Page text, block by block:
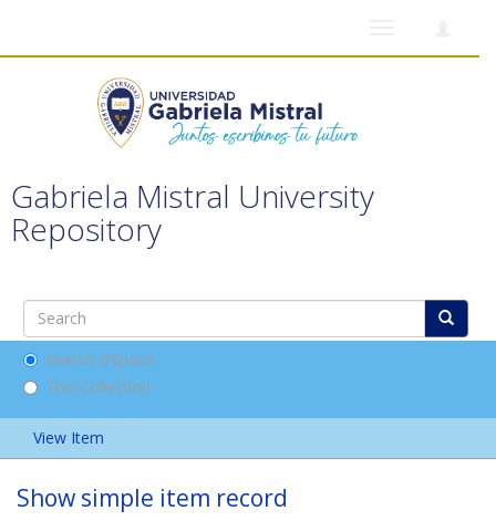
Gabriela Mistral University
Repository
Search DSpace
This Collection
View Item
Show simple item record